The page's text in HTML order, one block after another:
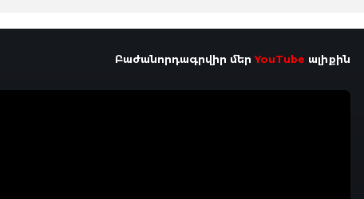
Բաժանորդագրվիր մերYouTube ալիքին